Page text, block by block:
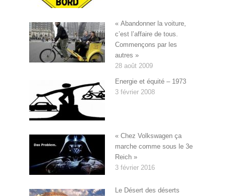
« Abandonner la voiture,
c’est l’affaire de tous.
Commençons par les
autres »
28 août 2009
Energie et équité – 1973
3 février 2008
« Chez Volkswagen ça
marche comme sous le 3e
Reich »
3 février 2016
Le Désert des déserts